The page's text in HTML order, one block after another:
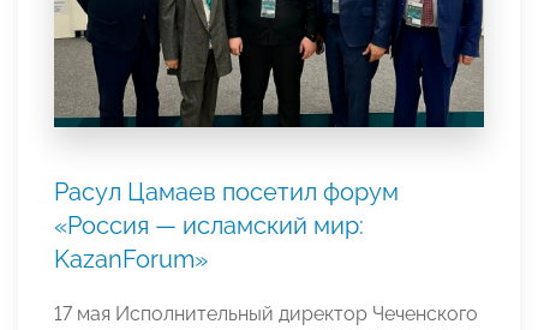
Расул Цамаев посетил форум
«Россия — исламский мир:
KazanForum»
17 мая Исполнительный директор Чеченского